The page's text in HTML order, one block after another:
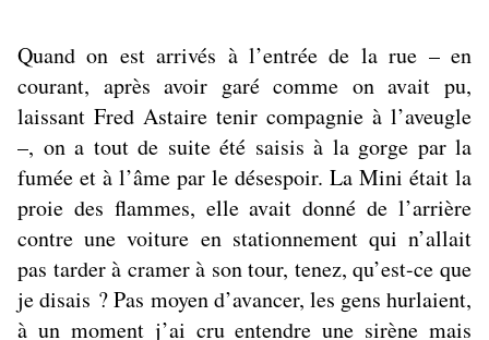
Quand on est arrivés à l’entrée de la rue – en
courant, après avoir garé comme on avait pu,
laissant Fred Astaire tenir compagnie à l’aveugle
–, on a tout de suite été saisis à la gorge par la
fumée et à l’âme par le désespoir. La Mini était la
proie des flammes, elle avait donné de l’arrière
contre une voiture en stationnement qui n’allait
pas tarder à cramer à son tour, tenez, qu’est-ce que
je disais ? Pas moyen d’avancer, les gens hurlaient,
à un moment j’ai cru entendre une sirène mais